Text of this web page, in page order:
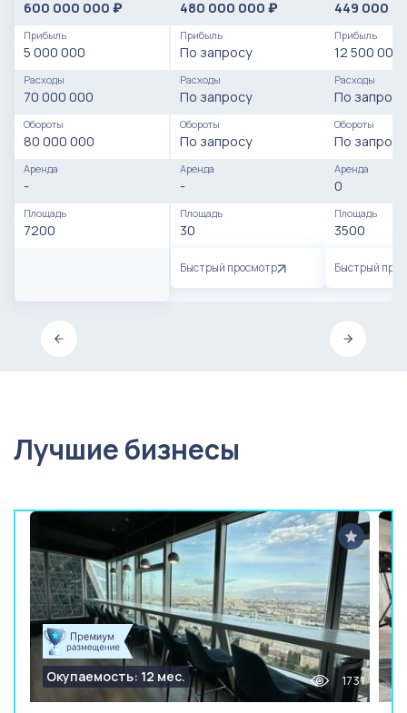
600 000 000 ₽
Прибыль
5 000 000
Расходы
70 000 000
Обороты
80 000 000
Аренда
-
Площадь
7200
480 000 000 ₽
Прибыль
По запросу
Расходы
По запросу
Обороты
По запросу
Аренда
-
Площадь
30
Быстрый просмотр
449 000
Прибыль
12 500 000
Расходы
По запросу
Обороты
По запросу
Аренда
0
Площадь
3500
Быстрый
Лучшие бизнесы
Окупаемость: 12 мес. 1731